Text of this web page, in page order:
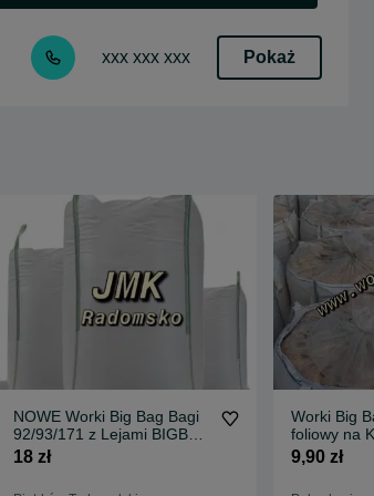
xxx xxx xxx Pokaż
NOWE Worki Big Bag Bagi
92/93/171 z Lejami BIGBAG
bigbagi
18 zł
Worki Big
foliowy na
BIGBAG
9,90 zł